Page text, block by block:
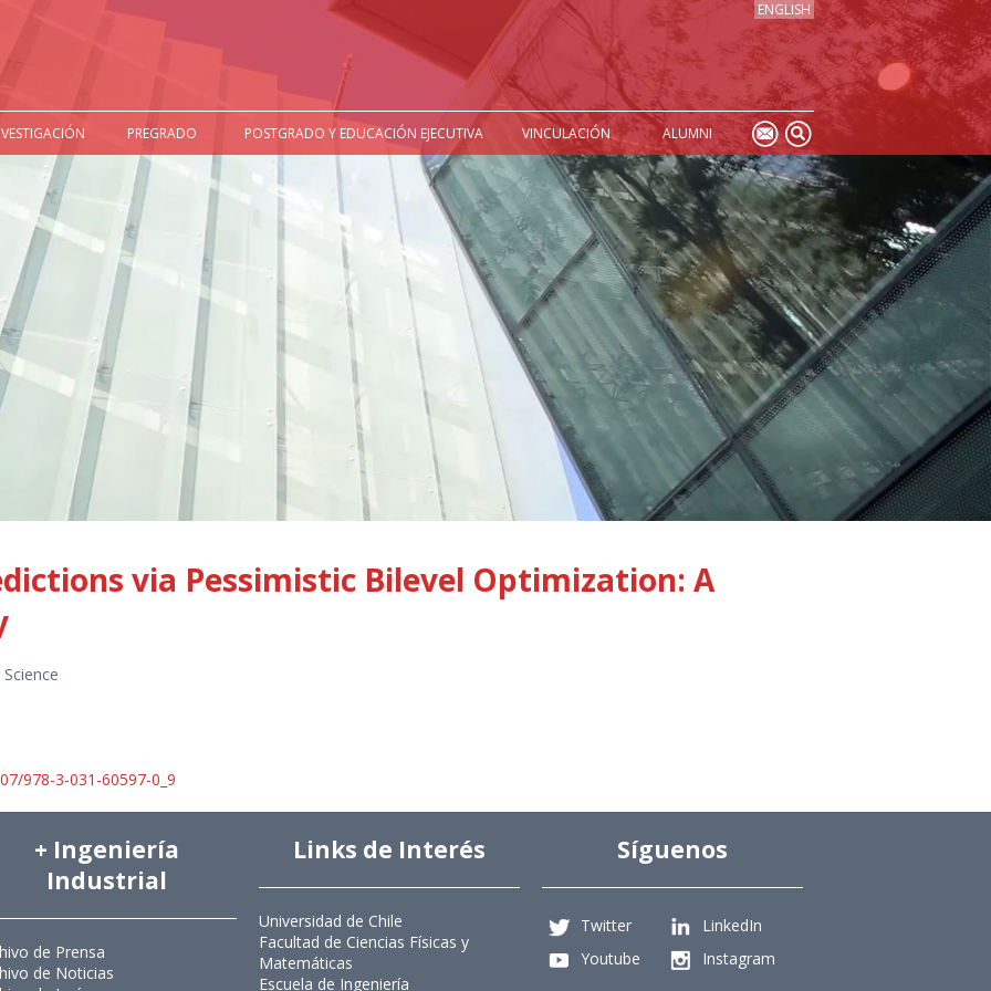
ENGLISH
PREGRADO POSTGRADO Y EDUCACIÓN EJECUTIVA VINCULACIÓN ALUMNI
via Pessimistic Bilevel Optimization: A
978-3-031-60597-0_9
+ Ingeniería
Industrial
de Prensa
de Noticias
Links de Interés
Universidad de Chile
Facultad de Ciencias Físicas y
Matemáticas
Escuela de Ingeniería
Síguenos
Twitter
LinkedIn
Youtube
Instagram